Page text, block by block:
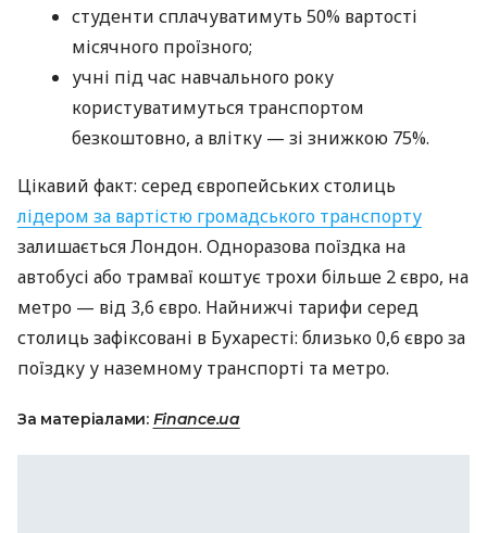
студенти сплачуватимуть 50% вартості
місячного проїзного;
учні під час навчального року
користуватимуться транспортом
безкоштовно, а влітку — зі знижкою 75%.
Цікавий факт: серед європейських столиць
лідером за вартістю громадського транспорту
залишається Лондон. Одноразова поїздка на
автобусі або трамваї коштує трохи більше 2 євро, на
метро — від 3,6 євро. Найнижчі тарифи серед
столиць зафіксовані в Бухаресті: близько 0,6 євро за
поїздку у наземному транспорті та метро.
За матеріалами: Finance.ua